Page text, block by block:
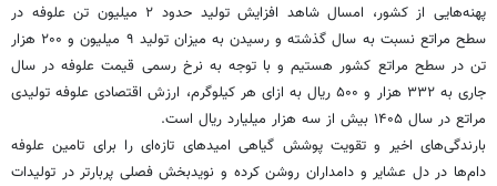
پهنه‌هایی از کشور، امسال شاهد افزایش تولید حدود ۲ میلیون تن علوفه در
سطح مراتع نسبت به سال گذشته و رسیدن به میزان تولید ۹ میلیون و ۲۰۰ هزار
تن در سطح مراتع کشور هستیم و با توجه به نرخ رسمی قیمت علوفه در سال
جاری به ۳۳۲ هزار و ۵۰۰ ریال به ازای هر کیلوگرم، ارزش اقتصادی علوفه تولیدی
مراتع در سال ۱۴۰۵ بیش از سه هزار میلیارد ریال است.
بارندگی‌های اخیر و تقویت پوشش گیاهی امیدهای تازه‌ای را برای تامین علوفه
دام‌ها در دل عشایر و دامداران روشن کرده و نویدبخش فصلی پربارتر در تولیدات